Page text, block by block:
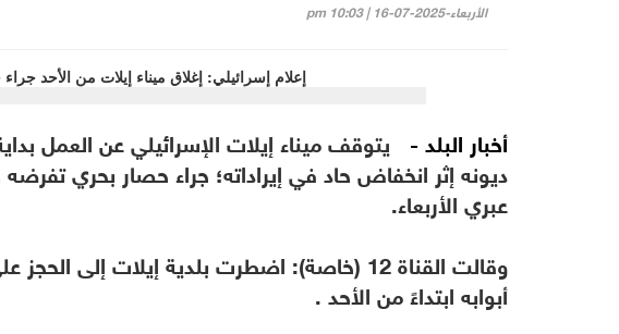
الأربعاء-2025-07-16 | 10:03 pm
أخبار البلد - يتوقف ميناء إيلات الإسرائيلي عن العمل
ديونه إثر انخفاض حاد في إيراداته؛ جراء حصار بحري
عبري الأربعاء.
وقالت القناة 12 (خاصة): اضطرت بلدية إيلات إلى
أبوابه ابتداءً من الأحد .